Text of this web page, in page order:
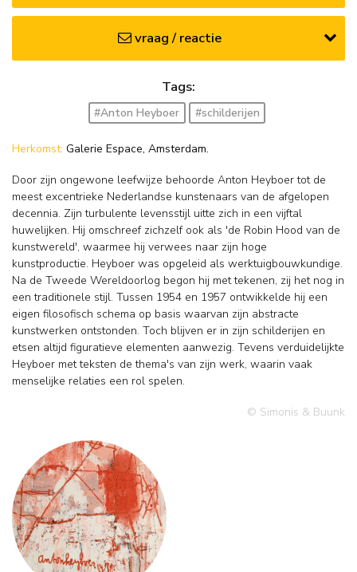
vraag / reactie
Tags:
#Anton Heyboer #schilderijen
Herkomst: Galerie Espace, Amsterdam.
Door zijn ongewone leefwijze behoorde Anton Heyboer tot de
meest excentrieke Nederlandse kunstenaars van de afgelopen
decennia. Zijn turbulente levensstijl uitte zich in een vijftal
huwelijken. Hij omschreef zichzelf ook als 'de Robin Hood van de
kunstwereld', waarmee hij verwees naar zijn hoge
kunstproductie. Heyboer was opgeleid als werktuigbouwkundige.
Na de Tweede Wereldoorlog begon hij met tekenen, zij het nog in
een traditionele stijl. Tussen 1954 en 1957 ontwikkelde hij een
eigen filosofisch schema op basis waarvan zijn abstracte
kunstwerken ontstonden. Toch blijven er in zijn schilderijen en
etsen altijd figuratieve elementen aanwezig. Tevens verduidelijkte
Heyboer met teksten de thema's van zijn werk, waarin vaak
menselijke relaties een rol spelen.
© Simonis & Buunk